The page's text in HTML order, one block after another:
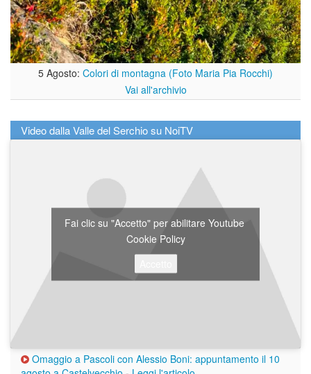
5 Agosto: Colori di montagna (Foto Maria Pia Rocchi)
Vai all'archivio
Video dalla Valle del Serchio su NoiTV
Fai clic su "Accetto" per abilitare Youtube
Cookie Policy
Omaggio a Pascoli con Alessio Boni: appuntamento il 10